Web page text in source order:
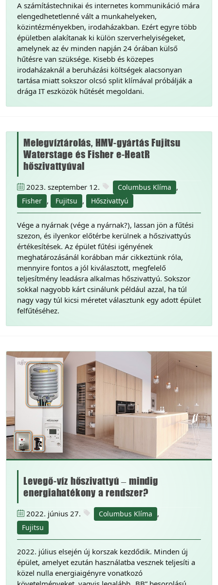
A számítástechnikai és internetes kommunikáció mára
elengedhetetlenné vált a munkahelyeken,
közintézményekben, irodaházakban. Ezért egyre több
épületben alakítanak ki külön szerverhelyiségeket,
amelynek az év minden napján 24 órában külső
hűtésre van szüksége. Kisebb és közepes
irodaházaknál a beruházási költségek alacsonyan
tartása miatt sokszor olcsó split klímával próbálják a
drága IT eszközök hűtését megoldani.
Melegvíztárolás, HMV-gyártás Fujitsu
Waterstage és Fisher e-HeatR
hőszivattyúval
2023. szeptember 12. Columbus Klíma ,
Fisher , Fujitsu , Hőszivattyú
Vége a nyárnak (vége a nyárnak?), lassan jön a fűtési
szezon, és ilyenkor előtérbe kerülnek a hőszivattyús
értékesítések. Az épület fűtési igényének
meghatározásánál korábban már cikkeztünk róla,
mennyire fontos a jól kiválasztott, megfelelő
teljesítmény leadásra alkalmas hőszivattyú. Sokszor
sokkal nagyobb kárt csinálunk például azzal, ha túl
nagy vagy túl kicsi méretet választunk egy adott épület
felfűtéséhez.
Levegő-víz hőszivattyú – mindig
energiahatékony a rendszer?
2022. június 27. Columbus Klíma ,
Fujitsu
2022. július elsején új korszak kezdődik. Minden új
épület, amelyet ezután használatba vesznek teljesíti a
közel nulla energiaigényre vonatkozó